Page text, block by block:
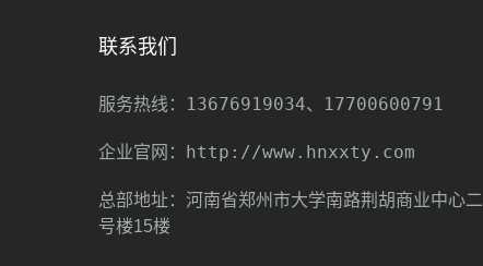
联系我们
服务热线： 13676919034、17700600791
企业官网： http://www.hnxxty.com
总部地址：河南省郑州市大学南路荆胡商业中心二
号楼15楼